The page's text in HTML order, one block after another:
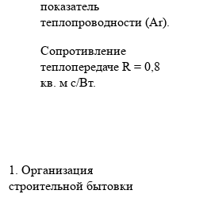
показатель
теплопроводности (Ar).
Сопротивление
теплопередаче R = 0,8
кв. м с/Вт.
1. Организация
строительной бытовки